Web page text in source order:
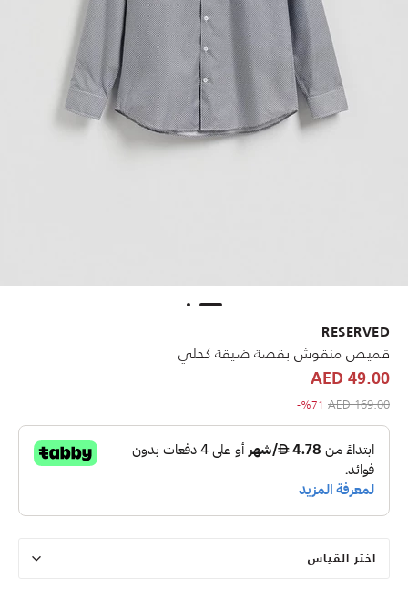
RESERVED
قميص منقوش بقصة ضيقة كحلي
49.00 AED
Price reduced from
169.00 AED
to 49.00 AED
%71-
اختر القياس